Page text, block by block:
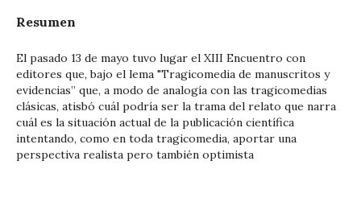
Resumen
El pasado 13 de mayo tuvo lugar el XIII Encuentro con
editores que, bajo el lema "Tragicomedia de manuscritos y
evidencias” que, a modo de analogía con las tragicomedias
clásicas, atisbó cuál podría ser la trama del relato que narra
cuál es la situación actual de la publicación científica
intentando, como en toda tragicomedia, aportar una
perspectiva realista pero también optimista